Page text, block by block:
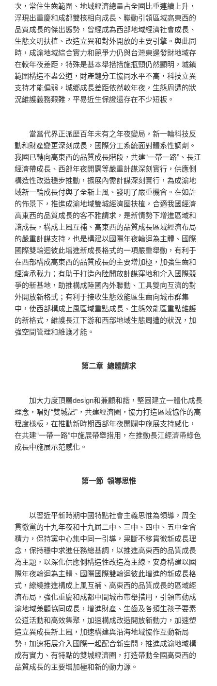
次，常住生齒範圍、地域經濟總量占全國比重連續上升，
浮現出重慶和成都雙核相向成長、聯動引領區域高東西的
品質成長的傑出態勢，曾經成為西部地域經濟社會成長、
生態文明扶植、改造立異和對外開放的主要引擎。與此同
時，成渝地域綜合實力和競爭力仍與台灣東邊發財地域存
在較年夜差距，特殊是基本舉措措施瓶頸仍然顯明，城鎮
範圍構造不盡公道，財產鏈分工協同水平不高，科技立異
支持才能偏弱，城鄉成長差距依然較年夜，生態周遭的狀
況維護義務艱難，平易近生保證還存在不少短板。
當當代界正派歷百年未有之年夜變局，新一輪科技反
動和財產變更深刻成長，國際分工系統面對體系性調劑。
我國已轉向高東西的品質成長階段，共建“一帶一路”、長江
經濟帶成長、西部年夜開闢等嚴重計謀深刻實行，供應側
構造性改造穩步推動，擴展內需計謀深刻實行，為成渝地
域新一輪成長付與了全新上風、發明了嚴重機會。在如許
的佈景下，推進成渝地域雙城經濟圈扶植，合適我國經濟
高東西的品質成長的客不雅請求，是新情勢下增進區域和
諧成長，構成上風互補、高東西的品質成長區域經濟布局
的嚴重計謀支持，也是構建以國際年夜輪迴為主體、國際
國際雙輪迴彼此增進新成長格式的一項嚴重舉動，有利于
在西部構成高東西的品質成長的主要增加極，加強生齒和
經濟承載力；有助于打造內陸開放計謀窪地和介入國際競
爭的新基地，助推構成陸國內外聯動、工具雙向互濟的對
外開放新格式；有利于接收生態效能區生齒向城市群集
中，使西部構成上風區域重點成長、生態效能區重點維護
的新格式，維護長江下游和西部地域生態周遭的狀況，加
強空間管理和維護才能。
第二章 總體請求
加大力度頂層design和兼顧和諧，堅固建立一體化成長
理念，唱好“雙城記”，共建經濟圈，協力打造區域協作的高
程度樣板，在推動新時期西部年夜開闢中施展支持感化，
在共建“一帶一路”中施展帶舉措用，在推動長江經濟帶綠色
成長中施展示范感化。
第一節 領導思惟
以習近平新時期中國特點社會主義思惟為領導，周全
貫徹黨的十九年夜和十九屆二中、三中、四中、五中全會
精力，保持黨中心集中同一引導，果斷不移貫徹新成長理
念，保持穩中求進任務總基調，以推進高東西的品質成長
為主題，以深化供應側構造性改造為主線，安身構建以國
際年夜輪迴為主體、國際國際雙輪迴彼此增進的新成長格
式，繚繞推進構成上風互補、高東西的品質成長的區域經
濟布局，強化重慶和成都中間城市帶舉措用，引領帶動成
渝地域兼顧協同成長，增進財產、生齒及各類生孩子要素
公道活動和高效集聚，加速構成改造開放新動力，加速塑
造立異成長新上風，加速構建與沿海地域協作互動新局
勢，加速拓展介入國際一起配合新空間，推進成渝地域構
成有實力、有特點的雙城經濟圈，打造帶動全國高東西的
品質成長的主要增加極和新的動力源。